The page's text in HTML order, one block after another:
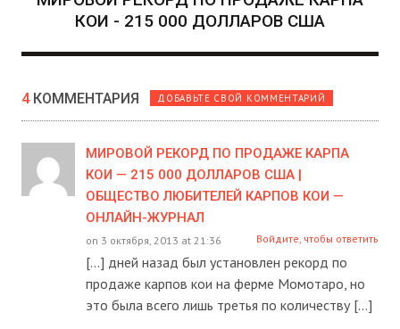
КОИ - 215 000 ДОЛЛАРОВ США
4КОММЕНТАРИЯ ДОБАВЬТЕ СВОЙ КОММЕНТАРИЙ
МИРОВОЙ РЕКОРД ПО ПРОДАЖЕ КАРПА
КОИ — 215 000 ДОЛЛАРОВ США |
ОБЩЕСТВО ЛЮБИТЕЛЕЙ КАРПОВ КОИ —
ОНЛАЙН-ЖУРНАЛ
on 3 октября, 2013 at 21:36 Войдите, чтобы ответить
[…] дней назад был установлен рекорд по
продаже карпов кои на ферме Момотаро, но
это была всего лишь третья по количеству […]